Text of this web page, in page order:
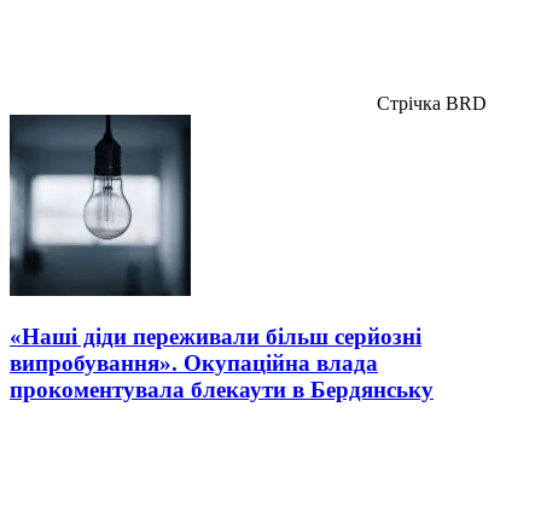
Стрічка BRD
«Наші діди переживали більш серйозні
випробування». Окупаційна влада
прокоментувала блекаути в Бердянську